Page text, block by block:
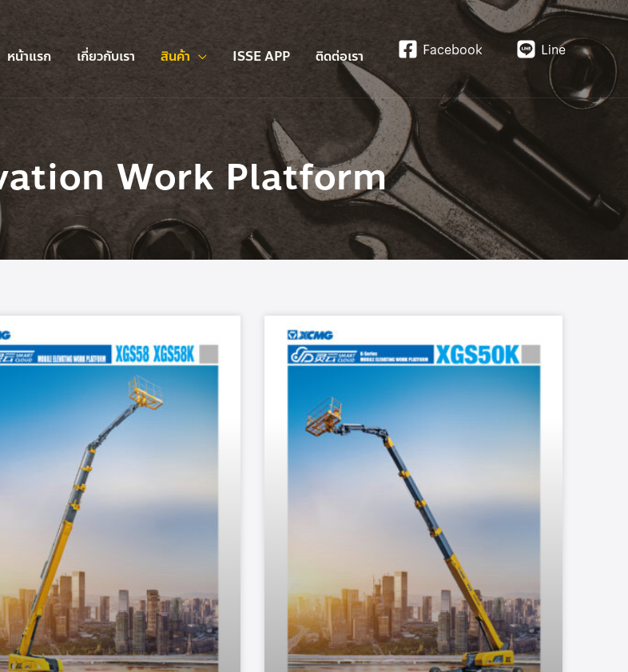
หน้าแรก เกี่ยวกับเรา สินค้า ISSE APP ติดต่อเรา Facebook Line
Work Platform